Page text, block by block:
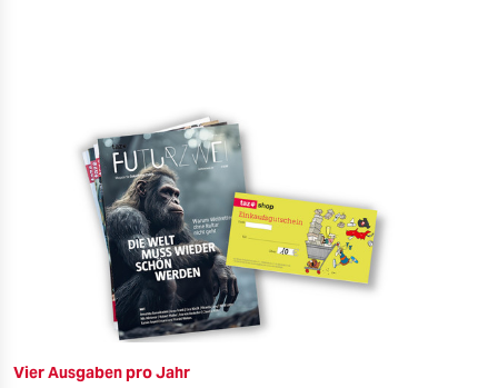
Vier Ausgaben pro Jahr